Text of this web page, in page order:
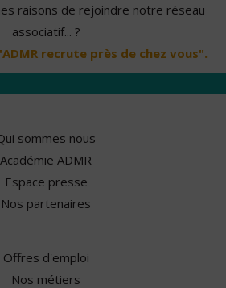
raisons de rejoindre notre réseau
associatif... ?
recrute près de chez vous".
sommes nous
Académie ADMR
Espace presse
Nos partenaires
Offres d'emploi
Nos métiers